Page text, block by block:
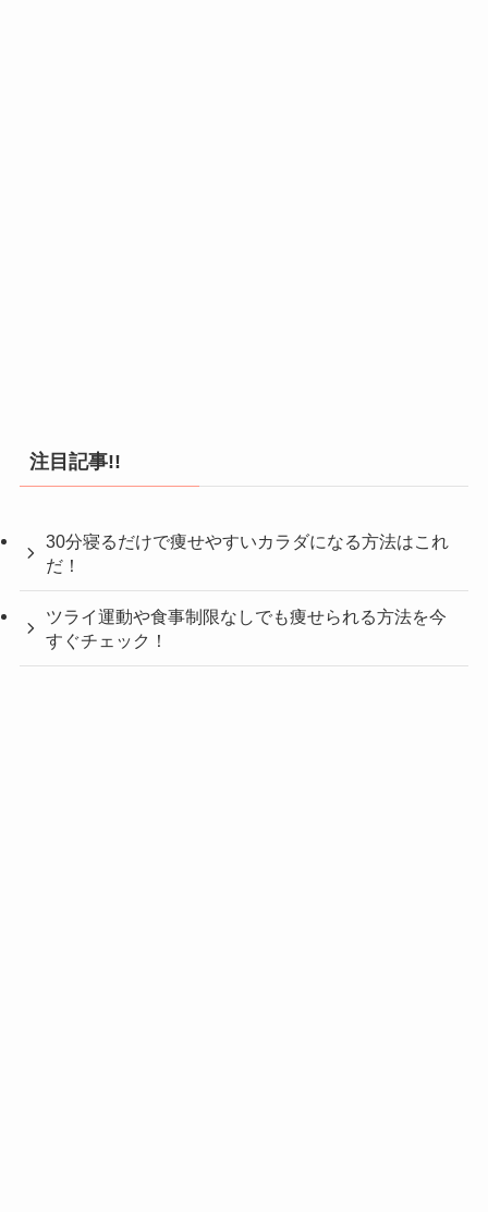
注目記事!!
30分寝るだけで痩せやすいカラダになる方法はこれ
だ！
ツライ運動や食事制限なしでも痩せられる方法を今
すぐチェック！